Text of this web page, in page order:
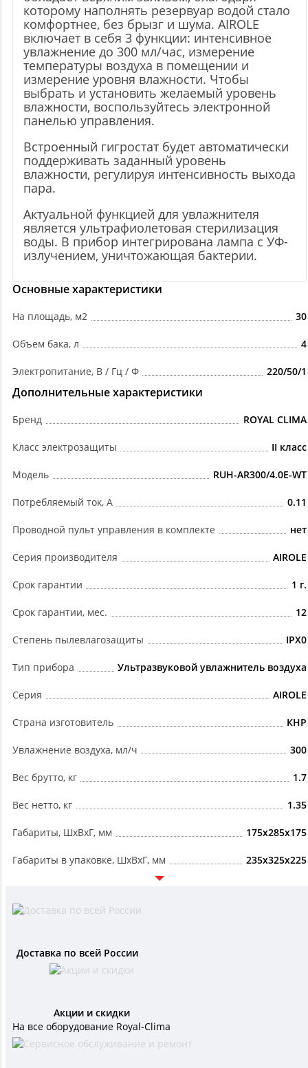
которому наполнять резервуар водой стало
комфортнее, без брызг и шума. AIROLE
включает в себя 3 функции: интенсивное
увлажнение до 300 мл/час, измерение
температуры воздуха в помещении и
измерение уровня влажности. Чтобы
выбрать и установить желаемый уровень
влажности, воспользуйтесь электронной
панелью управления.
Встроенный гигростат будет автоматически
поддерживать заданный уровень
влажности, регулируя интенсивность выхода
пара.
Актуальной функцией для увлажнителя
является ультрафиолетовая стерилизация
воды. В прибор интегрирована лампа с УФ-
излучением, уничтожающая бактерии.
Основные характеристики
На площадь, м2 30
Объем бака, л 4
Электропитание, В / Гц / Ф 220/50/1
Дополнительные характеристики
Бренд ROYAL CLIMA
Класс электрозащиты II класс
Модель RUH-AR300/4.0E-WT
Потребляемый ток, А 0.11
Проводной пульт управления в комплекте нет
Серия производителя AIROLE
Срок гарантии 1 г.
Срок гарантии, мес. 12
Степень пылевлагозащиты IPX0
Тип прибора Ультразвуковой увлажнитель воздуха
Серия AIROLE
Страна изготовитель КНР
Увлажнение воздуха, мл/ч 300
Вес брутто, кг 1.7
Вес нетто, кг 1.35
Габариты, ШxВxГ, мм 175x285x175
Габариты в упаковке, ШxВxГ, мм 235x325x225
Доставка по всей России
Акции и скидки
На все оборудование Royal-Clima